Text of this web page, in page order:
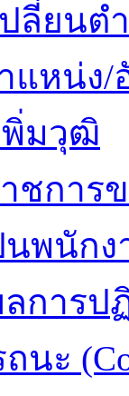
ลี่ยนต
แหน่ง/
พิ่มวุฒิ
ชการ
นพนักง
การป
นะ